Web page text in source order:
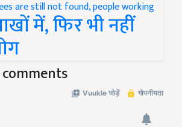
में, फिर भी नहीं